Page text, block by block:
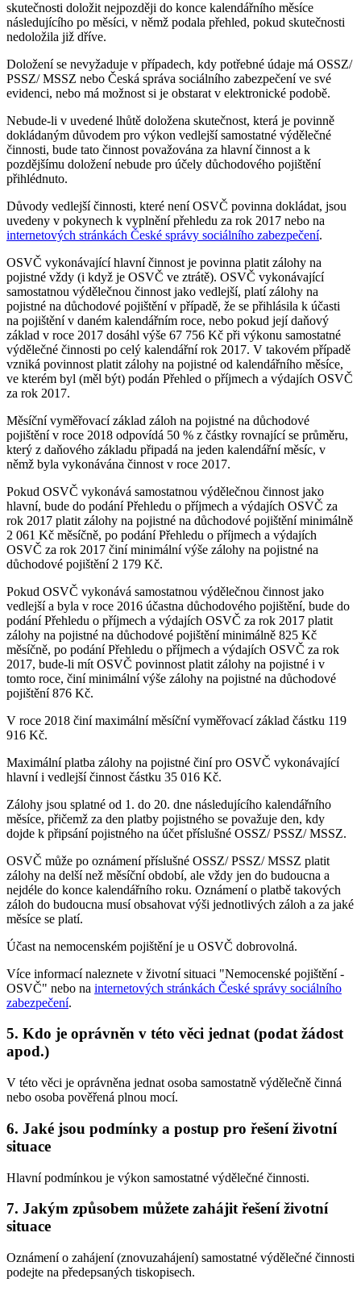
skutečnosti doložit nejpozději do konce kalendářního měsíce
následujícího po měsíci, v němž podala přehled, pokud skutečnosti
nedoložila již dříve.
Doložení se nevyžaduje v případech, kdy potřebné údaje má OSSZ/
PSSZ/ MSSZ nebo Česká správa sociálního zabezpečení ve své
evidenci, nebo má možnost si je obstarat v elektronické podobě.
Nebude-li v uvedené lhůtě doložena skutečnost, která je povinně
dokládaným důvodem pro výkon vedlejší samostatné výdělečné
činnosti, bude tato činnost považována za hlavní činnost a k
pozdějšímu doložení nebude pro účely důchodového pojištění
přihlédnuto.
Důvody vedlejší činnosti, které není OSVČ povinna dokládat, jsou
uvedeny v pokynech k vyplnění přehledu za rok 2017 nebo na
internetových stránkách České správy sociálního zabezpečení.
OSVČ vykonávající hlavní činnost je povinna platit zálohy na
pojistné vždy (i když je OSVČ ve ztrátě). OSVČ vykonávající
samostatnou výdělečnou činnost jako vedlejší, platí zálohy na
pojistné na důchodové pojištění v případě, že se přihlásila k účasti
na pojištění v daném kalendářním roce, nebo pokud její daňový
základ v roce 2017 dosáhl výše 67 756 Kč při výkonu samostatné
výdělečné činnosti po celý kalendářní rok 2017. V takovém případě
vzniká povinnost platit zálohy na pojistné od kalendářního měsíce,
ve kterém byl (měl být) podán Přehled o příjmech a výdajích OSVČ
za rok 2017.
Měsíční vyměřovací základ záloh na pojistné na důchodové
pojištění v roce 2018 odpovídá 50 % z částky rovnající se průměru,
který z daňového základu připadá na jeden kalendářní měsíc, v
němž byla vykonávána činnost v roce 2017.
Pokud OSVČ vykonává samostatnou výdělečnou činnost jako
hlavní, bude do podání Přehledu o příjmech a výdajích OSVČ za
rok 2017 platit zálohy na pojistné na důchodové pojištění minimálně
2 061 Kč měsíčně, po podání Přehledu o příjmech a výdajích
OSVČ za rok 2017 činí minimální výše zálohy na pojistné na
důchodové pojištění 2 179 Kč.
Pokud OSVČ vykonává samostatnou výdělečnou činnost jako
vedlejší a byla v roce 2016 účastna důchodového pojištění, bude do
podání Přehledu o příjmech a výdajích OSVČ za rok 2017 platit
zálohy na pojistné na důchodové pojištění minimálně 825 Kč
měsíčně, po podání Přehledu o příjmech a výdajích OSVČ za rok
2017, bude-li mít OSVČ povinnost platit zálohy na pojistné i v
tomto roce, činí minimální výše zálohy na pojistné na důchodové
pojištění 876 Kč.
V roce 2018 činí maximální měsíční vyměřovací základ částku 119
916 Kč.
Maximální platba zálohy na pojistné činí pro OSVČ vykonávající
hlavní i vedlejší činnost částku 35 016 Kč.
Zálohy jsou splatné od 1. do 20. dne následujícího kalendářního
měsíce, přičemž za den platby pojistného se považuje den, kdy
dojde k připsání pojistného na účet příslušné OSSZ/ PSSZ/ MSSZ.
OSVČ může po oznámení příslušné OSSZ/ PSSZ/ MSSZ platit
zálohy na delší než měsíční období, ale vždy jen do budoucna a
nejdéle do konce kalendářního roku. Oznámení o platbě takových
záloh do budoucna musí obsahovat výši jednotlivých záloh a za jaké
měsíce se platí.
Účast na nemocenském pojištění je u OSVČ dobrovolná.
Více informací naleznete v životní situaci "Nemocenské pojištění -
OSVČ" nebo na internetových stránkách České správy sociálního
zabezpečení.
5. Kdo je oprávněn v této věci jednat (podat žádost
apod.)
V této věci je oprávněna jednat osoba samostatně výdělečně činná
nebo osoba pověřená plnou mocí.
6. Jaké jsou podmínky a postup pro řešení životní
situace
Hlavní podmínkou je výkon samostatné výdělečné činnosti.
7. Jakým způsobem můžete zahájit řešení životní
situace
Oznámení o zahájení (znovuzahájení) samostatné výdělečné činnosti
podejte na předepsaných tiskopisech.